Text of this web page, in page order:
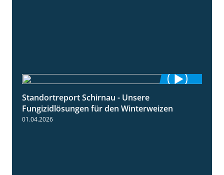
Standortreport Schirnau - Unsere
Fungizidlösungen für den Winterweizen
01.04.2026